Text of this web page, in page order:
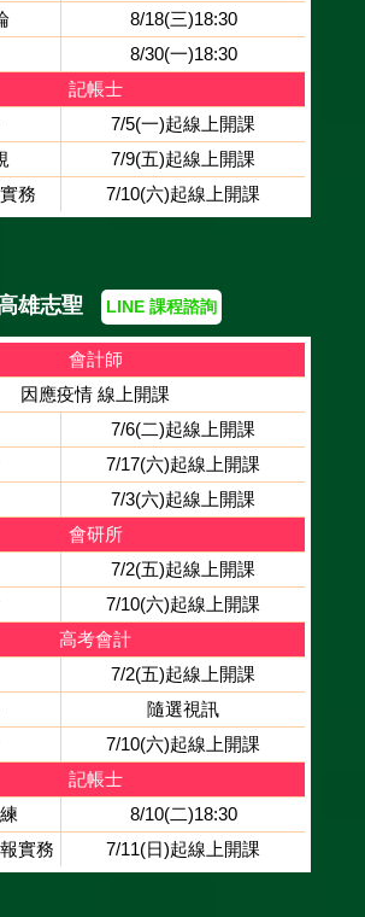
8/18(三)18:30
8/30(一)18:30
記帳士
7/5(一)起線上開課
7/9(五)起線上開課
務
7/10(六)起線上開課
雄志聖 LINE 課程諮詢
會計師
因應疫情 線上開課
7/6(二)起線上開課
7/17(六)起線上開課
7/3(六)起線上開課
會研所
7/2(五)起線上開課
7/10(六)起線上開課
高考會計
7/2(五)起線上開課
隨選視訊
7/10(六)起線上開課
記帳士
8/10(二)18:30
實務
7/11(日)起線上開課